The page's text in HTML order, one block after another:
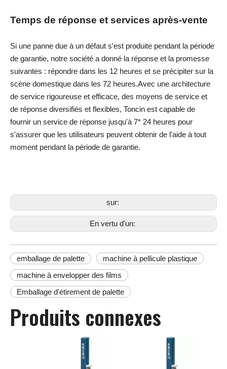
Temps de réponse et services après-vente
Si une panne due à un défaut s'est produite pendant la période
de garantie, notre société a donné la réponse et la promesse
suivantes : répondre dans les 12 heures et se précipiter sur la
scène domestique dans les 72 heures.Avec une architecture
de service rigoureuse et efficace, des moyens de service et
de réponse diversifiés et flexibles, Toncin est capable de
fournir un service de réponse jusqu'à 7* 24 heures pour
s'assurer que les utilisateurs peuvent obtenir de l'aide à tout
moment pendant la période de garantie.
sur:
En vertu d'un:
emballage de palette
machine à pellicule plastique
machine à envelopper des films
Emballage d'étirement de palette
Produits connexes